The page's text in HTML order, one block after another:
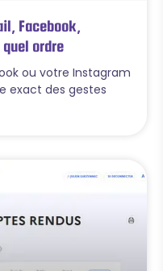
Facebook,
ordre
ou votre Instagram
exact des gestes